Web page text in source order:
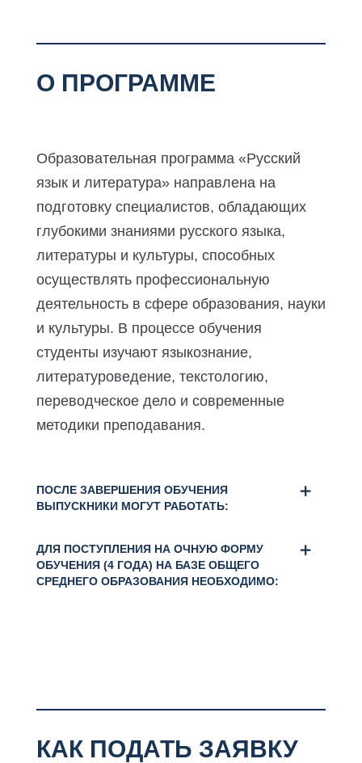
О ПРОГРАММЕ
Образовательная программа «Русский
язык и литература» направлена на
подготовку специалистов, обладающих
глубокими знаниями русского языка,
литературы и культуры, способных
осуществлять профессиональную
деятельность в сфере образования, науки
и культуры. В процессе обучения
студенты изучают языкознание,
литературоведение, текстологию,
переводческое дело и современные
методики преподавания.
ПОСЛЕ ЗАВЕРШЕНИЯ ОБУЧЕНИЯ
ВЫПУСКНИКИ МОГУТ РАБОТАТЬ:
ДЛЯ ПОСТУПЛЕНИЯ НА ОЧНУЮ ФОРМУ
ОБУЧЕНИЯ (4 ГОДА) НА БАЗЕ ОБЩЕГО
СРЕДНЕГО ОБРАЗОВАНИЯ НЕОБХОДИМО:
КАК ПОДАТЬ ЗАЯВКУ